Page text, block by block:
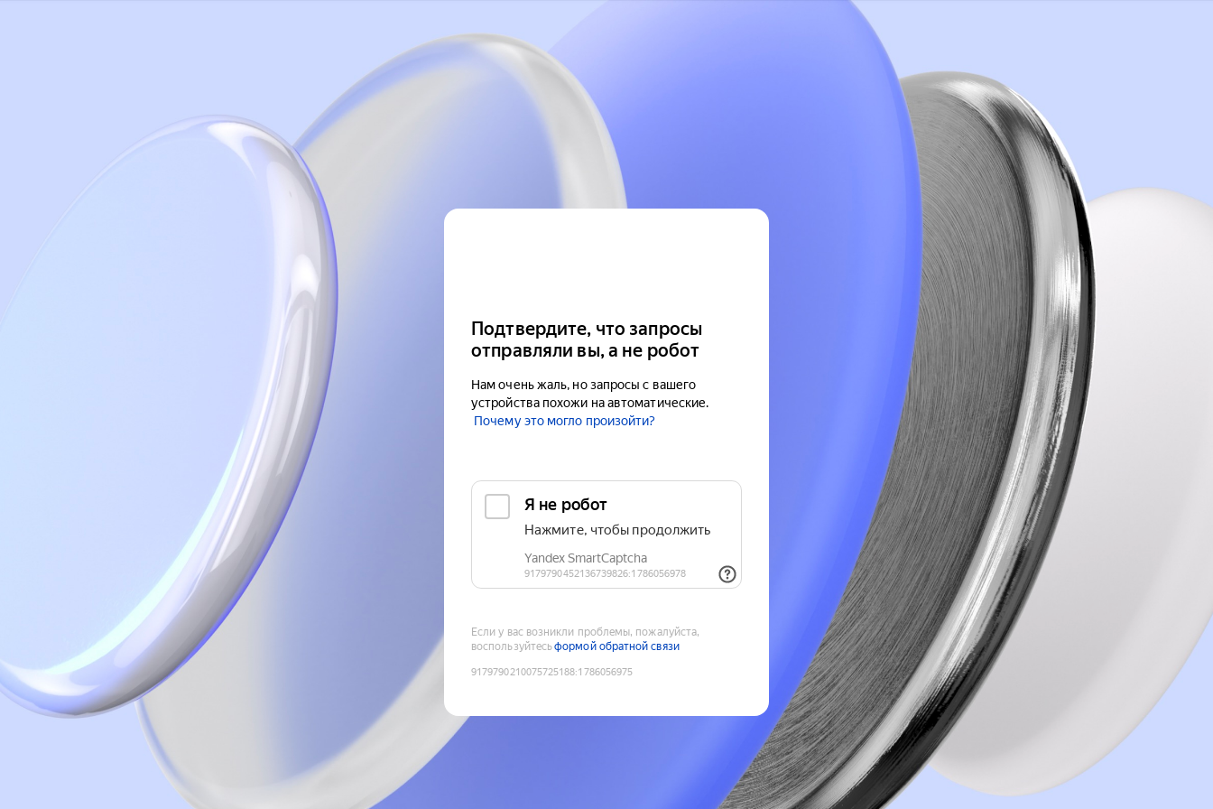
Подтвердите, что запросы
отправляли вы, а не робот
Нам очень жаль, но запросы с вашего
устройства похожи на автоматические.
Почему это могло произойти?
Если у вас возникли проблемы, пожалуйста,
воспользуйтесьформой обратной связи
9179790210075725188:1786056975